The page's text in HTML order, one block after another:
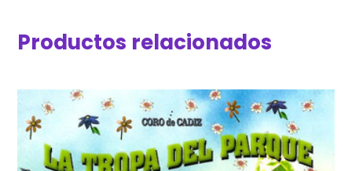
Productos relacionados